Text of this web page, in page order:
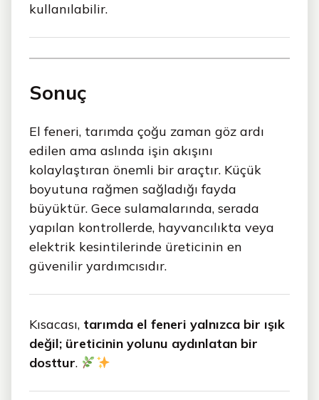
kullanılabilir.
Sonuç
El feneri, tarımda çoğu zaman göz ardı
edilen ama aslında işin akışını
kolaylaştıran önemli bir araçtır. Küçük
boyutuna rağmen sağladığı fayda
büyüktür. Gece sulamalarında, serada
yapılan kontrollerde, hayvancılıkta veya
elektrik kesintilerinde üreticinin en
güvenilir yardımcısıdır.
Kısacası, tarımda el feneri yalnızca bir ışık
değil; üreticinin yolunu aydınlatan bir
dosttur.